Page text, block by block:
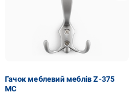
Гачок меблевий меблів Z-375
MC